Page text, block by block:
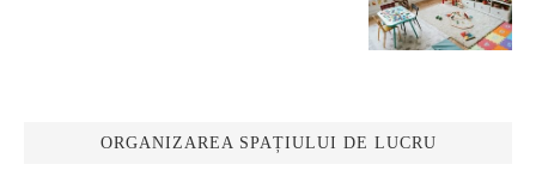
ORGANIZAREA SPAȚIULUI DE LUCRU